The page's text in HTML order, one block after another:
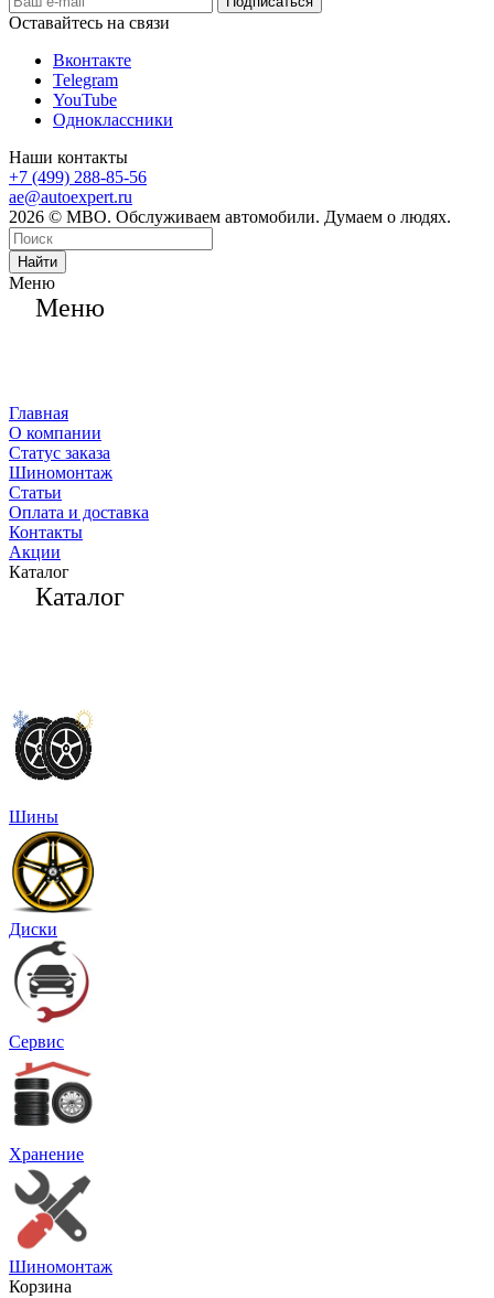
Оставайтесь на связи
Вконтакте
Telegram
YouTube
Одноклассники
Наши контакты
+7 (499) 288-85-56
ae@autoexpert.ru
2026 © МВО. Обслуживаем автомобили. Думаем о людях.
Найти
Меню
Меню
Главная
О компании
Статус заказа
Шиномонтаж
Статьи
Оплата и доставка
Контакты
Акции
Каталог
Каталог
Шины
Диски
Сервис
Хранение
Шиномонтаж
Корзина